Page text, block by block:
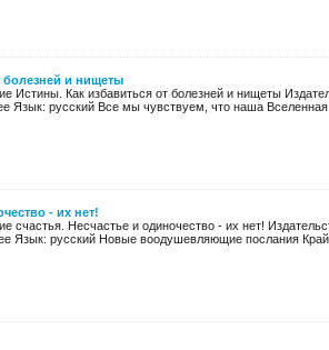
болезней и нищеты
Истины. Как избавиться от болезней и нищеты
русский Все мы чувствуем, что наша Вселенная
- их нет!
Несчастье и одиночество - их нет!
Язык: русский Новые воодушевляющие послания